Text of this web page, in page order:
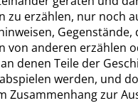
zu erzählen, nur noch
von anderen erzählen
denen Teile der
werden, und
Zusammenhang zur